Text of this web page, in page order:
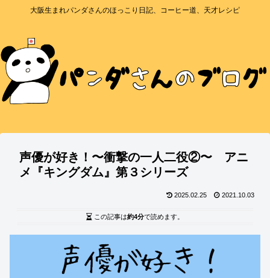
大阪生まれパンダさんのほっこり日記、コーヒー道、天才レシピ
声優が好き！〜衝撃の一人二役②〜 アニ
メ『キングダム』第３シリーズ
2025.02.25 2021.10.03
この記事は約4分で読めます。